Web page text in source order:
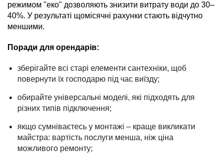
режимом "еко" дозволяють знизити витрату води до 30–
40%. У результаті щомісячні рахунки стають відчутно
меншими.
Поради для орендарів:
зберігайте всі старі елементи сантехніки, щоб
повернути їх господарю під час виїзду;
обирайте універсальні моделі, які підходять для
різних типів підключення;
якщо сумніваєтесь у монтажі – краще викликати
майстра: вартість послуги менша, ніж ціна
можливого ремонту;